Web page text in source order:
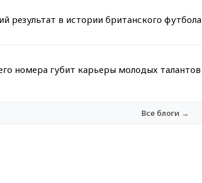
результат в истории британского футбола
номера губит карьеры молодых талантов
Все блоги →